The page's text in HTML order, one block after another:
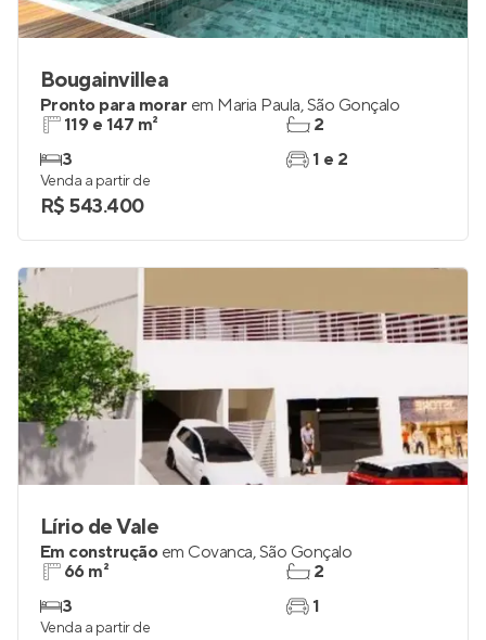
Bougainvillea
Pronto para morar em Maria Paula,São Gonçalo
119 e 147 m²
3
2
1 e 2
Venda a partir de
R$ 543.400
Lírio de Vale
Em construção em Covanca,São Gonçalo
66 m²
3
2
1
Venda a partir de